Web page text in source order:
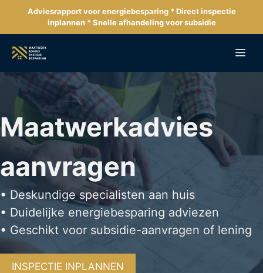
de
inhoud
Adviesrapport voor energiebesparing * Direct inspectie
inplannen * Snelle afhandeling voor subsidie
Maatwerkadvies
aanvragen
• Deskundige specialisten aan huis
• Duidelijke energiebesparing adviezen
• Geschikt voor subsidie-aanvragen of lening
INSPECTIE INPLANNEN